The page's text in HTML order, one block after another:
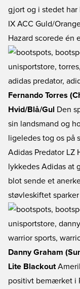
gjort og i stedet har
IX ACC Guld/
Hazard scorede én
Fernando Torres
Hvid/Blå/Gul
Den
sin landsmand og
ligeledes tog os på
Adidas Predator LZ
lykkedes Adidas at
blot sende et
støvleskiftet
Danny Graham
Lite Blackout
positivt bemærket i